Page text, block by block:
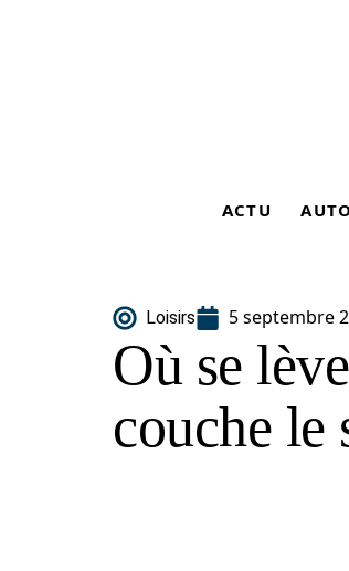
ACTU AUTO
Loisirs 5 septembre
Où se
couche le